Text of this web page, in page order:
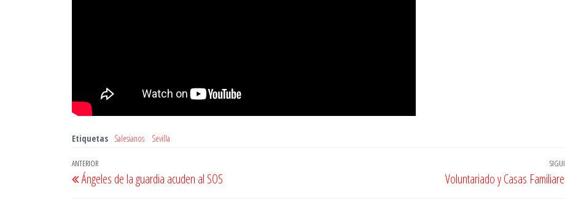
Etiquetas Salesianos Sevilla
Navegación
de
Entrada
anterior
ANTERIOR
Ángeles de la guardia acuden al SOS Voluntariado y Casas